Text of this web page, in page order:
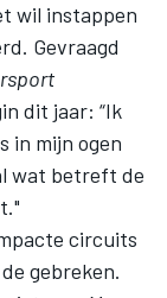
wil instappen
Gevraagd
dit jaar: “Ik
in mijn ogen
wat betreft de
circuits
gebreken.